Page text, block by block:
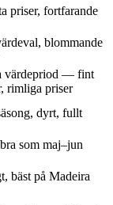
priser, fortfarande
blommande
värdepriod — fint
rimliga priser
dyrt, fullt
som maj–jun
bäst på Madeira